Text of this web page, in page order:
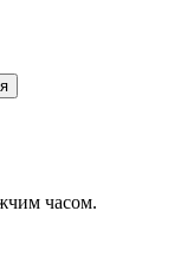
часом.